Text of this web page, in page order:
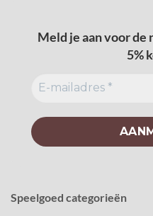
Meld je aan voor
5%
Speelgoed categorieën